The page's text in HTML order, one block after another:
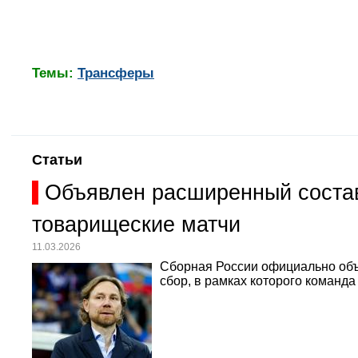
Темы: Трансферы
Статьи
Объявлен расширенный
товарищеские матчи
11.03.2026
Сборная России официально
сбор, в рамках которого